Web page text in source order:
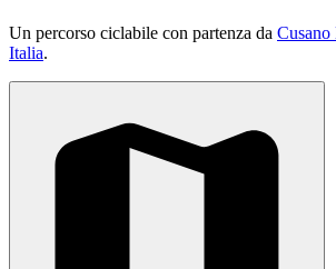
Un percorso ciclabile con partenza da
Italia.